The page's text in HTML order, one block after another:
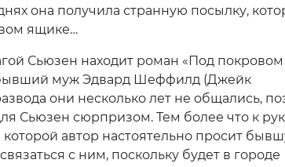
она получила странную посылку,
ящике…
Сьюзен находит роман «Под покровом
муж Эдвард Шеффилд (Джейк
они несколько лет не общались,
Сьюзен сюрпризом. Тем более что к
автор настоятельно просит
с ним, поскольку будет в городе